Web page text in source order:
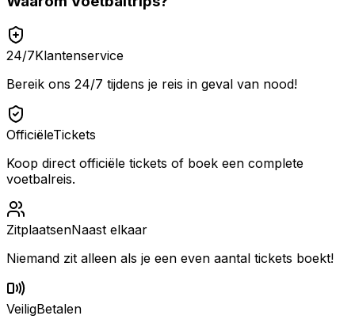
24/7Klantenservice
Bereik ons 24/7 tijdens je reis in geval van nood!
OfficiëleTickets
Koop direct officiële tickets of boek een complete
voetbalreis.
ZitplaatsenNaast elkaar
Niemand zit alleen als je een even aantal tickets boekt!
VeiligBetalen